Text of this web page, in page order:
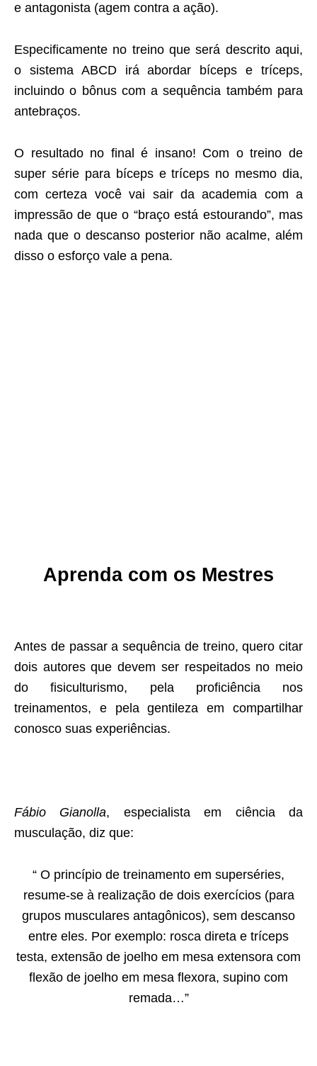
e antagonista (agem contra a ação).
Especificamente no treino que será descrito aqui,
o sistema ABCD irá abordar bíceps e tríceps,
incluindo o bônus com a sequência também para
antebraços.
O resultado no final é insano! Com o treino de
super série para bíceps e tríceps no mesmo dia,
com certeza você vai sair da academia com a
impressão de que o “braço está estourando”, mas
nada que o descanso posterior não acalme, além
disso o esforço vale a pena.
Aprenda com os Mestres
Antes de passar a sequência de treino, quero citar
dois autores que devem ser respeitados no meio
do fisiculturismo, pela proficiência nos
treinamentos, e pela gentileza em compartilhar
conosco suas experiências.
Fábio Gianolla, especialista em ciência da
musculação, diz que:
“ O princípio de treinamento em superséries,
resume-se à realização de dois exercícios (para
grupos musculares antagônicos), sem descanso
entre eles. Por exemplo: rosca direta e tríceps
testa, extensão de joelho em mesa extensora com
flexão de joelho em mesa flexora, supino com
remada…”